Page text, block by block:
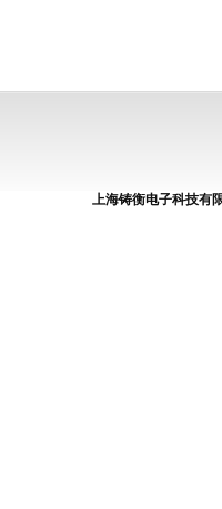
上海铸衡电子科技有